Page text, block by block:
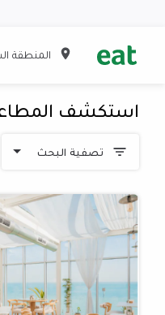
المنطقة
استكشف
تصفية البحث